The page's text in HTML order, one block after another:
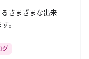
さまざまな出来
。
グ